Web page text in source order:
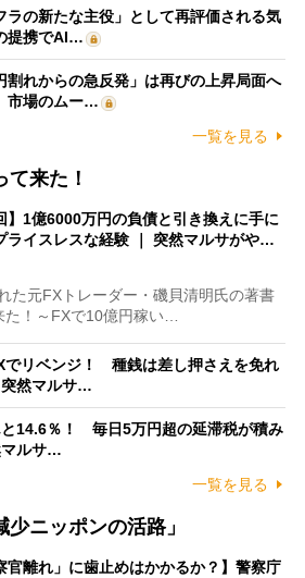
ラの新たな主役」として再評価される気
提携でAI…
割れからの急反発」は再びの上昇局面へ
市場のムー…
一覧を見る
来た！
】1億6000万円の負債と引き換えに手に
ライスレスな経験 ｜ 突然マルサがや…
た元FXトレーダー・磯貝清明氏の著書
た！～FXで10億円稼い…
でリベンジ！ 種銭は差し押さえを免れ
突然マルサ…
と14.6％！ 毎日5万円超の延滞税が積み
マルサ…
一覧を見る
ニッポンの活路」
官離れ」に歯止めはかかるか？】警察庁